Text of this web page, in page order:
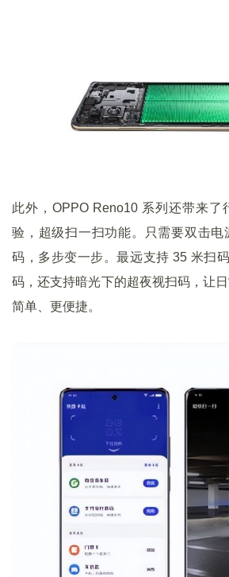
此外，OPPO Reno10 系列还带来了
验，超级扫一扫功能。只需要双击电
码，多步变一步。最远支持 35 米扫
码，还支持暗光下的超夜视扫码，让
简单、更便捷。